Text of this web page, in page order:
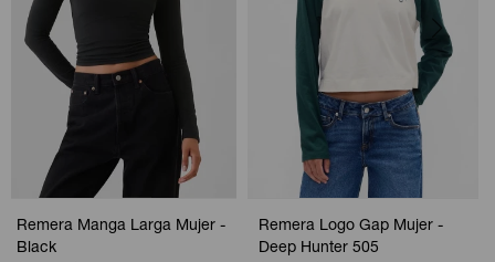
Remera Manga Larga Mujer -
Black
Remera Logo Gap Mujer -
Deep Hunter 505